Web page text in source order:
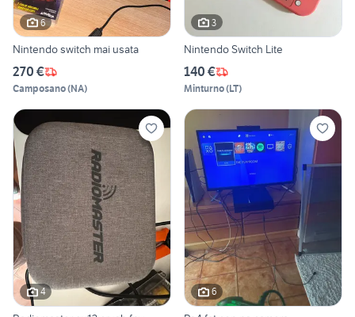
6
Nintendo switch mai usata
270 €
Camposano(NA)
3
Nintendo Switch Lite
140 €
Minturno(LT)
4 6